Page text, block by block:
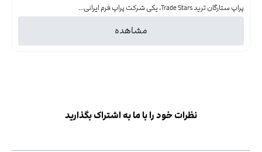
پراپ ستارگان ترید Trade Stars، یکی شرکت‌ پراپ فرم ایرانی...
مشاهده
نظرات خود را با ما به اشتراک بگذارید